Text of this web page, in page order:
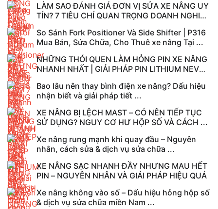
LÀM SAO ĐÁNH GIÁ ĐƠN VỊ SỬA XE NÂNG UY
TÍN? 7 TIÊU CHÍ QUAN TRỌNG DOANH NGHIỆP
So Sánh Fork Positioner Và Side Shifter | P316
Mua Bán, Sửa Chữa, Cho Thuê xe nâng Tại ...
NHỮNG THÓI QUEN LÀM HỎNG PIN XE NÂNG
NHANH NHẤT | GIẢI PHÁP PIN LITHIUM NEV
Bao lâu nên thay bình điện xe nâng? Dấu hiệu
nhận biết và giải pháp tiết ...
XE NÂNG BỊ LỆCH MAST – CÓ NÊN TIẾP TỤC
SỬ DỤNG? NGUY CƠ HƯ HỘP SỐ VÀ CÁCH ...
Xe nâng rung mạnh khi quay đầu – Nguyên
nhân, cách sửa & dịch vụ sửa chữa ...
XE NÂNG SẠC NHANH ĐẦY NHƯNG MAU HẾT
PIN – NGUYÊN NHÂN VÀ GIẢI PHÁP HIỆU QUẢ
Xe nâng không vào số – Dấu hiệu hỏng hộp số
& dịch vụ sửa chữa miền Nam ...